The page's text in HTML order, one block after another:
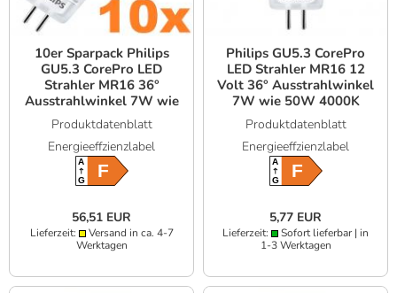
10er Sparpack Philips
GU5.3 CorePro LED
Strahler MR16 36°
Ausstrahlwinkel 7W wie
50W 2700K
warmweißes Licht
Niedervolt
Produktdatenblatt
Energieeffzienzlabel
A
GF
56,51 EUR
Lieferzeit:
Versand in ca. 4-7
Werktagen
Philips GU5.3 CorePro
LED Strahler MR16 12
Volt 36° Ausstrahlwinkel
7W wie 50W 4000K
universalweißes Licht
Glas
Produktdatenblatt
Energieeffzienzlabel
A
GF
5,77 EUR
Lieferzeit:
Sofort lieferbar | in
1-3 Werktagen